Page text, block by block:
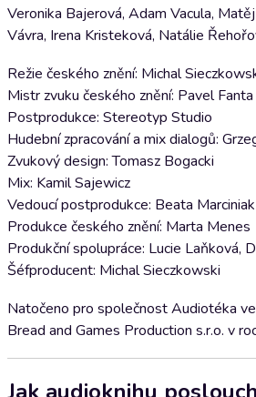
Veronika Bajerová, Adam Vacula,
Vávra, Irena Kristeková, Natálie
Režie českého znění: Michal
Mistr zvuku českého znění: Pavel Fanta
Postprodukce: Stereotyp Studio
Hudební zpracování a mix dialogů:
Zvukový design: Tomasz Bogacki
Mix: Kamil Sajewicz
Vedoucí postprodukce: Beata Marciniak
Produkce českého znění: Marta Menes
Produkční spolupráce: Lucie Laňková,
Šéfproducent: Michal Sieczkowski
Natočeno pro společnost Audiotéka
Bread and Games Production s.r.o. v